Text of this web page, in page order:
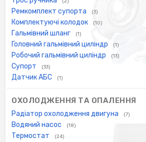
Ремкомплект супорта (3)
Комплектуючі колодок (10)
Гальмівний шланг (1)
Головний гальмівний циліндр (1)
Робочий гальмівний циліндр (13)
Супорт (33)
Датчик АБС (1)
ОХОЛОДЖЕННЯ ТА ОПАЛЕННЯ
Радіатор охолодження двигуна (7)
Водяний насос (18)
Термостат (24)